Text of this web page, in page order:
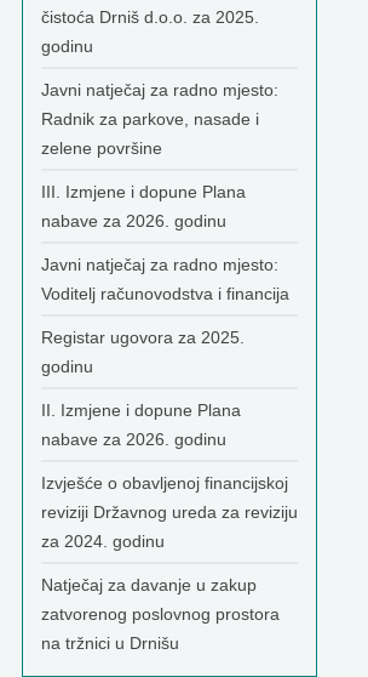
čistoća Drniš d.o.o. za 2025.
godinu
Javni natječaj za radno mjesto:
Radnik za parkove, nasade i
zelene površine
III. Izmjene i dopune Plana
nabave za 2026. godinu
Javni natječaj za radno mjesto:
Voditelj računovodstva i financija
Registar ugovora za 2025.
godinu
II. Izmjene i dopune Plana
nabave za 2026. godinu
Izvješće o obavljenoj financijskoj
reviziji Državnog ureda za reviziju
za 2024. godinu
Natječaj za davanje u zakup
zatvorenog poslovnog prostora
na tržnici u Drnišu